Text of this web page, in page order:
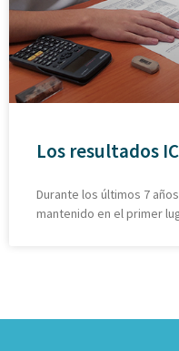
Los resultados
Durante los últimos 7
mantenido en el primer